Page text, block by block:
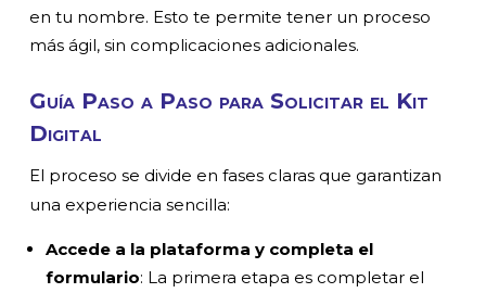
en tu nombre. Esto te permite tener un proceso
más ágil, sin complicaciones adicionales.
Guía Paso a Paso para Solicitar el Kit
Digital
El proceso se divide en fases claras que garantizan
una experiencia sencilla:
Accede a la plataforma y completa el
formulario: La primera etapa es completar el